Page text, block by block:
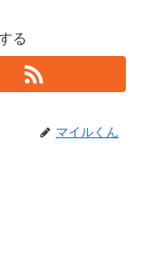
る
マイルくん